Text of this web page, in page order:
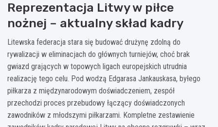
Reprezentacja Litwy w piłce
nożnej – aktualny skład kadry
Litewska federacja stara się budować drużynę zdolną do
rywalizacji w eliminacjach do głównych turniejów, choć brak
gwiazd grających w topowych ligach europejskich utrudnia
realizację tego celu. Pod wodzą Edgarasa Jankauskasa, byłego
piłkarza z międzynarodowym doświadczeniem, zespół
przechodzi proces przebudowy łączący doświadczonych
zawodników z młodszymi piłkarzami. Kompletne zestawienie